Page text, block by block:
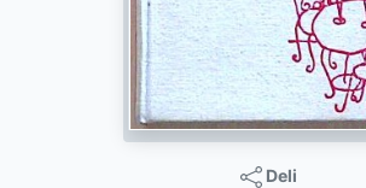
Deli